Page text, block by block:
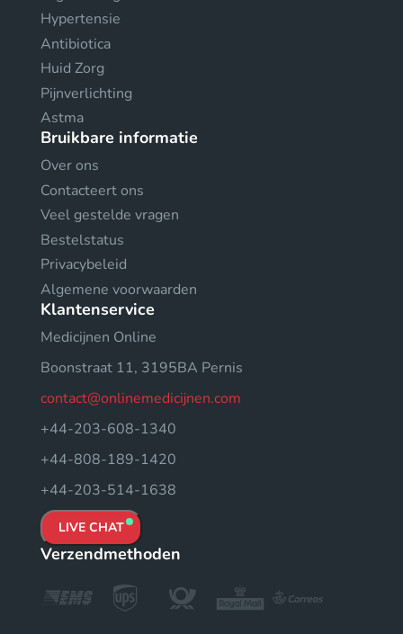
Hypertensie
Antibiotica
Huid Zorg
Pijnverlichting
Astma
Bruikbare informatie
Over ons
Contacteert ons
Veel gestelde vragen
Bestelstatus
Privacybeleid
Algemene voorwaarden
Klantenservice
Medicijnen Online
Boonstraat 11, 3195BA Pernis
contact@onlinemedicijnen.com
+44-203-608-1340
+44-808-189-1420
+44-203-514-1638
LIVE CHAT
Verzendmethoden